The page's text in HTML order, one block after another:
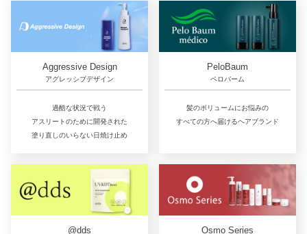
Aggressive Design
アグレッシブデザイン
過酷な状況で戦う
アスリートのために開発された
塗り直しのいらない日焼け止め
PeloBaum
ペロバーム
髪のボリュームにお悩みの
すべての方へ届けるヘアブランド
@dds Osmo Series